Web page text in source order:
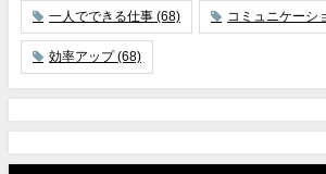
一人でできる仕事 (68) コミュニケーシ
効率アップ(68)